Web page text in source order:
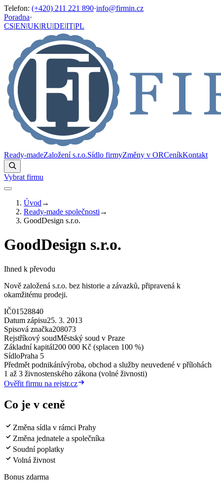
Telefon: (+420) 211 221 890·info@firmin.cz
Poradna·
CS|EN|UK|RU|DE|IT|PL
Ready-madeZaložení s.r.o.Sídlo firmyZměny v ORCeníkKontakt
Vybrat firmu
Úvod →
Ready-made společnosti →
GoodDesign s.r.o.
GoodDesign s.r.o.
Ihned k převodu
Nově založená s.r.o. bez historie a závazků, připravená k
okamžitému prodeji.
IČ01528840
Datum zápisu25. 3. 2013
Spisová značka208073
Rejstříkový soudMěstský soud v Praze
Základní kapitál200 000 Kč (splacen 100 %)
SídloPraha 5
Předmět podnikánívýroba, obchod a služby neuvedené v přílohách
1 až 3 živnostenského zákona (volné živnosti)
Ověřit firmu na rejstr.cz
Co je v ceně
Změna sídla v rámci Prahy
Změna jednatele a společníka
Soudní poplatky
Volná živnost
Bonus zdarma